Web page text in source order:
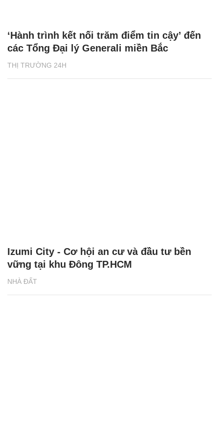
THỊ TRƯỜNG 24H
‘Hành trình kết nối trăm điểm tin cậy’ đến
các Tổng Đại lý Generali miền Bắc
NHÀ ĐẤT
Izumi City - Cơ hội an cư và đầu tư bền
vững tại khu Đông TP.HCM